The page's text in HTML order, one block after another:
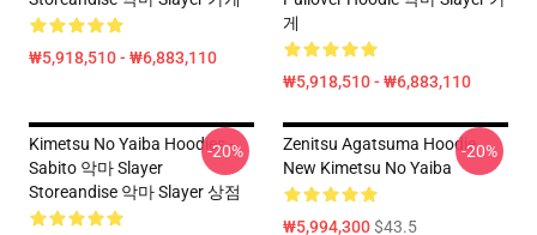
₩5,918,510 - ₩6,883,110
게
₩5,918,510 - ₩6,883,110
Kimetsu No Yaiba Hoodies -
Sabito 악마 Slayer
Storeandise 악마 Slayer 상점
-20%
Zenitsu Agatsuma Hoodie
New Kimetsu No Yaiba
₩5,994,300$43.5
-20%